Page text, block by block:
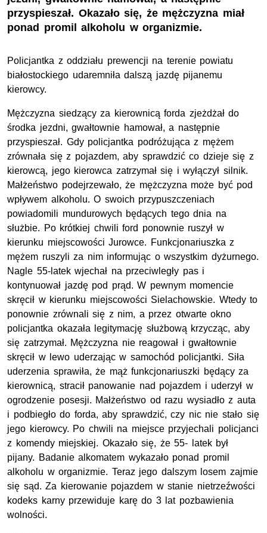
przyspieszał. Okazało się, że mężczyzna miał
ponad promil alkoholu w organizmie.
Policjantka z oddziału prewencji na terenie powiatu
białostockiego udaremniła dalszą jazdę pijanemu
kierowcy.
Mężczyzna siedzący za kierownicą forda zjeżdżał do
środka jezdni, gwałtownie hamował, a następnie
przyspieszał. Gdy policjantka podróżująca z mężem
zrównała się z pojazdem, aby sprawdzić co dzieje się z
kierowcą, jego kierowca zatrzymał się i wyłączył silnik.
Małżeństwo podejrzewało, że mężczyzna może być pod
wpływem alkoholu. O swoich przypuszczeniach
powiadomili mundurowych będących tego dnia na
służbie. Po krótkiej chwili ford ponownie ruszył w
kierunku miejscowości Jurowce. Funkcjonariuszka z
mężem ruszyli za nim informując o wszystkim dyżurnego.
Nagle 55-latek wjechał na przeciwległy pas i
kontynuował jazdę pod prąd. W pewnym momencie
skręcił w kierunku miejscowości Sielachowskie. Wtedy to
ponownie zrównali się z nim, a przez otwarte okno
policjantka okazała legitymację służbową krzycząc, aby
się zatrzymał. Mężczyzna nie reagował i gwałtownie
skręcił w lewo uderzając w samochód policjantki. Siła
uderzenia sprawiła, że mąż funkcjonariuszki będący za
kierownicą, stracił panowanie nad pojazdem i uderzył w
ogrodzenie posesji. Małżeństwo od razu wysiadło z auta
i podbiegło do forda, aby sprawdzić, czy nic nie stało się
jego kierowcy. Po chwili na miejsce przyjechali policjanci
z komendy miejskiej. Okazało się, że 55- latek był
pijany. Badanie alkomatem wykazało ponad promil
alkoholu w organizmie. Teraz jego dalszym losem zajmie
się sąd. Za kierowanie pojazdem w stanie nietrzeźwości
kodeks karny przewiduje karę do 3 lat pozbawienia
wolności.